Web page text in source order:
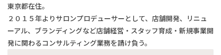
東京都在住。
２０１５年よりサロンプロデューサーとして、店舗開発、リニュ
ーアル、ブランディングなど店舗経営・スタッフ育成・新規事業開
発に関わるコンサルティング業務を請け負う。